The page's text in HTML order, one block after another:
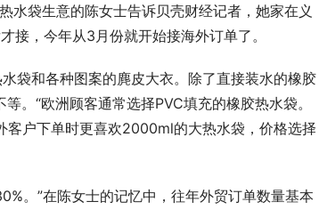
水袋生意的陈女士告诉贝壳财经记者，她家在义
接，今年从3月份就开始接海外订单了。
袋和各种图案的麂皮大衣。除了直接装水的橡胶
。“欧洲顾客通常选择PVC填充的橡胶热水袋。
客户下单时更喜欢2000ml的大热水袋，价格选择
。”在陈女士的记忆中，往年外贸订单数量基本
白金卡AI生
筑牢安全发展屏障 护航高质量经营 渤海银
行重庆分行扎实推进安全保卫工作